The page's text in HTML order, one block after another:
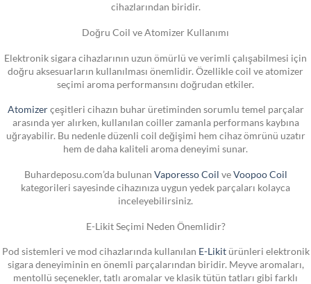
cihazlarından biridir.
Doğru Coil ve Atomizer Kullanımı
Elektronik sigara cihazlarının uzun ömürlü ve verimli çalışabilmesi için
doğru aksesuarların kullanılması önemlidir. Özellikle coil ve atomizer
seçimi aroma performansını doğrudan etkiler.
Atomizerçeşitleri cihazın buhar üretiminden sorumlu temel parçalar
arasında yer alırken, kullanılan coiller zamanla performans kaybına
uğrayabilir. Bu nedenle düzenli coil değişimi hem cihaz ömrünü uzatır
hem de daha kaliteli aroma deneyimi sunar.
Buhardeposu.com’da bulunan Vaporesso Coil veVoopoo Coil
kategorileri sayesinde cihazınıza uygun yedek parçaları kolayca
inceleyebilirsiniz.
E-Likit Seçimi Neden Önemlidir?
Pod sistemleri ve mod cihazlarında kullanılan E-Likitürünleri elektronik
sigara deneyiminin en önemli parçalarından biridir. Meyve aromaları,
mentollü seçenekler, tatlı aromalar ve klasik tütün tatları gibi farklı